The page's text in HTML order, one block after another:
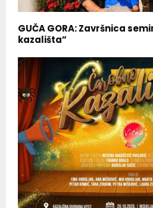
GUČA GORA: Završnica
kazališta”